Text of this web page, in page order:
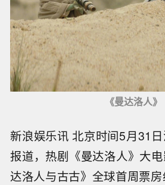
《曼达洛人》
新浪娱乐讯 北京时间5月31
报道，热剧《曼达洛人》大
达洛人与古古》全球首周票房